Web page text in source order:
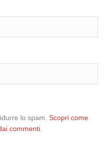
lo spam.Scopri come
commenti